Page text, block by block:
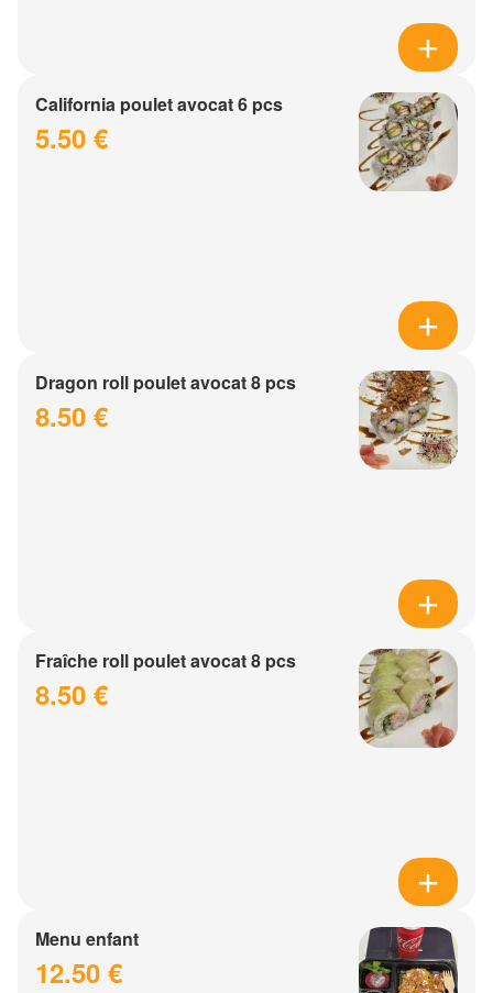
California poulet avocat 6 pcs
5.50 €
Dragon roll poulet avocat 8 pcs
8.50 €
Fraîche roll poulet avocat 8 pcs
8.50 €
Menu enfant
12.50 €